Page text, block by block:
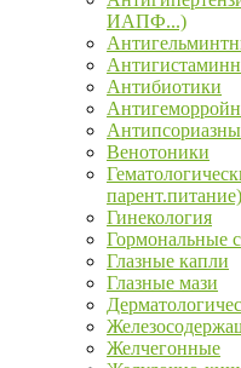
ИАПФ...)
Антибиотики
Венотоники
парент.питание)
Гинекология
Гормональные
Глазные капли
Глазные мази
Желчегонные